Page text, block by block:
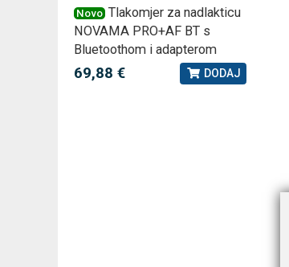
Novo Tlakomjer za nadlakticu
NOVAMA PRO+AF BT s
Bluetoothom i adapterom
69,88 € DODAJ